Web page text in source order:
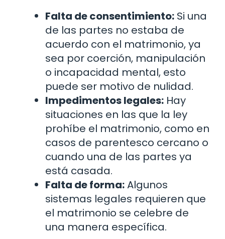
Falta de consentimiento: Si una
de las partes no estaba de
acuerdo con el matrimonio, ya
sea por coerción, manipulación
o incapacidad mental, esto
puede ser motivo de nulidad.
Impedimentos legales: Hay
situaciones en las que la ley
prohíbe el matrimonio, como en
casos de parentesco cercano o
cuando una de las partes ya
está casada.
Falta de forma:Algunos
sistemas legales requieren que
el matrimonio se celebre de
una manera específica.